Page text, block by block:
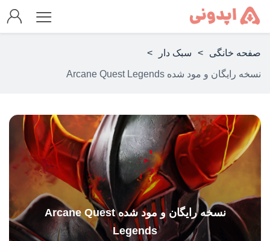
صفحه خانگی > سبک دار >
نسخه رایگان و مود شده Arcane Quest Legends
نسخه رایگان و مود شده Arcane Quest
Legends